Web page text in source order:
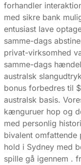
forhandler
med sikre bank
entusiast lave
samme-dags
privat-virksomhed
samme-dags
australsk
bonus forbedres til
australsk basis.
kænguruer hop og
med personlig
bivalent
hold i Sydney med
spille gå igennem .